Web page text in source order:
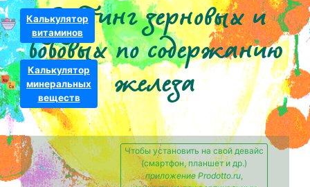
Калькулятор
витаминов
Калькулятор
минеральных
веществ
Рейтинг зерновых и
бобовых по содержанию
железа
Чтобы установить на свой девайс
(смартфон, планшет и др.)
приложение Prodotto.ru,